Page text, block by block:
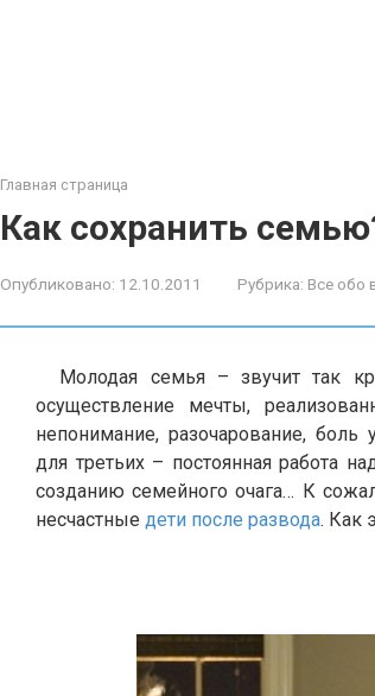
Главная страница
Как сохранить
Опубликовано: 12.10.2011 Рубрика: Все обо
Молодая семья – звучит так
осуществление мечты,
непонимание, разочарование, боль
для третьих – постоянная работа
созданию семейного очага… К
несчастные дети после развода. Как